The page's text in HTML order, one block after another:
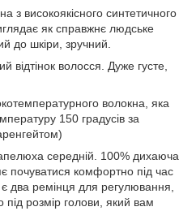
з високоякісного синтетичного
як справжнє людське
до шкіри, зручний.
відтінок волосся. Дуже густе,
волокна, яка
150 градусів за
середній. 100% дихаюча
почуватися комфортно під час
два ремінця для регулювання,
розмір голови, який вам